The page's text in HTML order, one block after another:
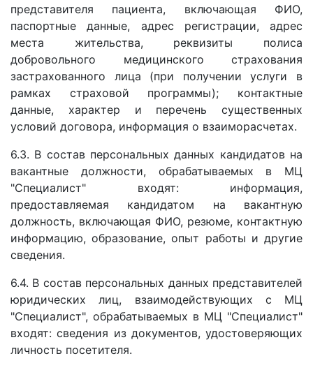
представителя пациента, включающая ФИО,
паспортные данные, адрес регистрации, адрес
места жительства, реквизиты полиса
добровольного медицинского страхования
застрахованного лица (при получении услуги в
рамках страховой программы); контактные
данные, характер и перечень существенных
условий договора, информация о взаиморасчетах.
6.3. В состав персональных данных кандидатов на
вакантные должности, обрабатываемых в МЦ
"Специалист" входят: информация,
предоставляемая кандидатом на вакантную
должность, включающая ФИО, резюме, контактную
информацию, образование, опыт работы и другие
сведения.
6.4. В состав персональных данных представителей
юридических лиц, взаимодействующих с МЦ
"Специалист", обрабатываемых в МЦ "Специалист"
входят: сведения из документов, удостоверяющих
личность посетителя.